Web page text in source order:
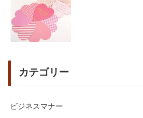
カテゴリー
ビジネスマナー